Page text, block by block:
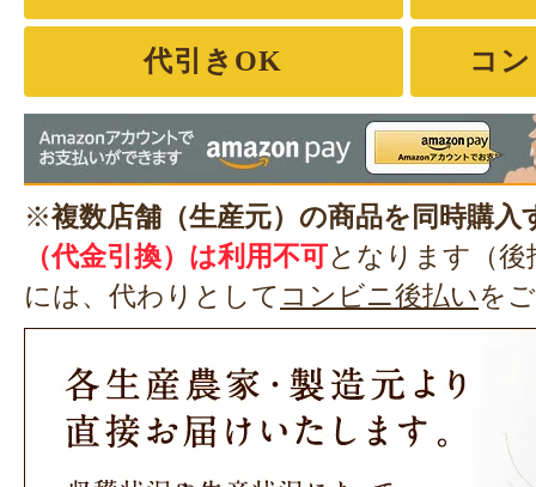
代引きOK コ
※複数店舗（生産元）の商品を同時購入
（代金引換）は利用不可 となります（
には、代わりとして コンビニ後払いを